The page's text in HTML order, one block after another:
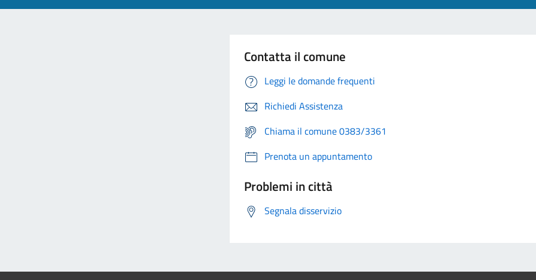
Contatta il comune
Leggi le domande frequenti
Richiedi Assistenza
Chiama il comune 0383/3361
Prenota un appuntamento
Problemi in città
Segnala disservizio